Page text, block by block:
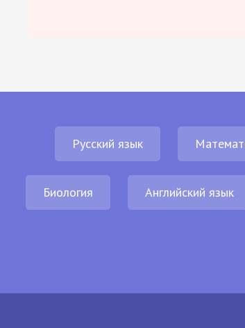
Русский язык
Биология Английский язык